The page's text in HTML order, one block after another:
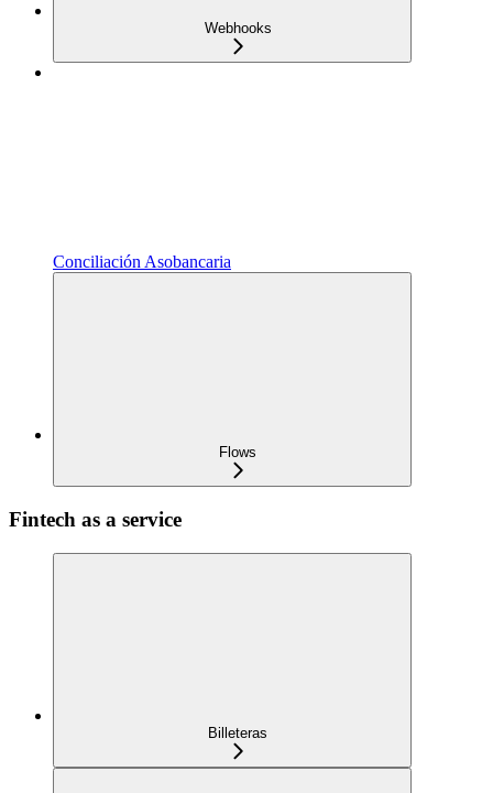
Webhooks
Conciliación Asobancaria
Flows
Fintech as a service
Billeteras